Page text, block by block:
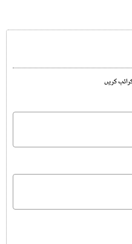
کریں